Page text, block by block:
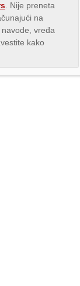
. Nije preneta
na
navode, vređa
kako